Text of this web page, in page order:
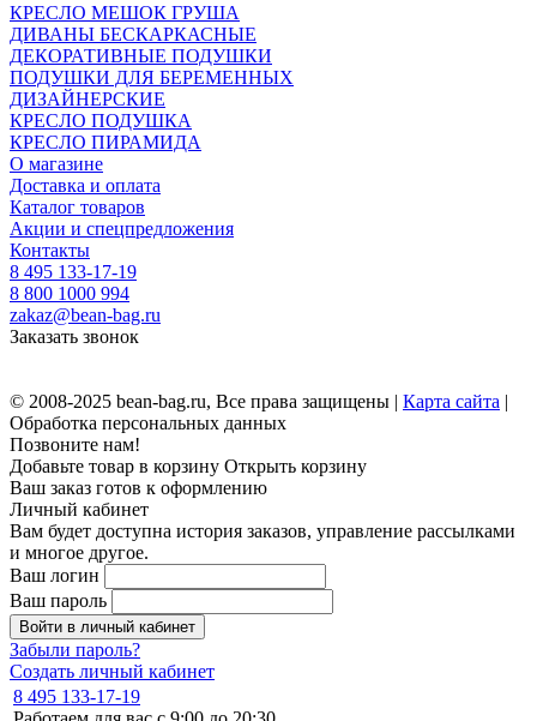
КРЕСЛО МЕШОК ГРУША
ДИВАНЫ БЕСКАРКАСНЫЕ
ДЕКОРАТИВНЫЕ ПОДУШКИ
ПОДУШКИ ДЛЯ БЕРЕМЕННЫХ
ДИЗАЙНЕРСКИЕ
КРЕСЛО ПОДУШКА
КРЕСЛО ПИРАМИДА
О магазине
Доставка и оплата
Каталог товаров
Акции и спецпредложения
Контакты
8 495 133-17-19
8 800 1000 994
zakaz@bean-bag.ru
Заказать звонок
© 2008-2025 bean-bag.ru, Все права защищены | Карта сайта |
Обработка персональных данных
Позвоните нам!
Добавьте товар в корзину Открыть корзину
Ваш заказ готов к оформлению
Личный кабинет
Вам будет доступна история заказов, управление рассылками
и многое другое.
Ваш логин
Ваш пароль
Войти в личный кабинет
Забыли пароль?
Создать личный кабинет
8 495 133-17-19